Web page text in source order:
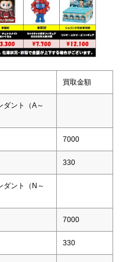
買取金額
ダント（A～
7000
330
ダント（N～
7000
330